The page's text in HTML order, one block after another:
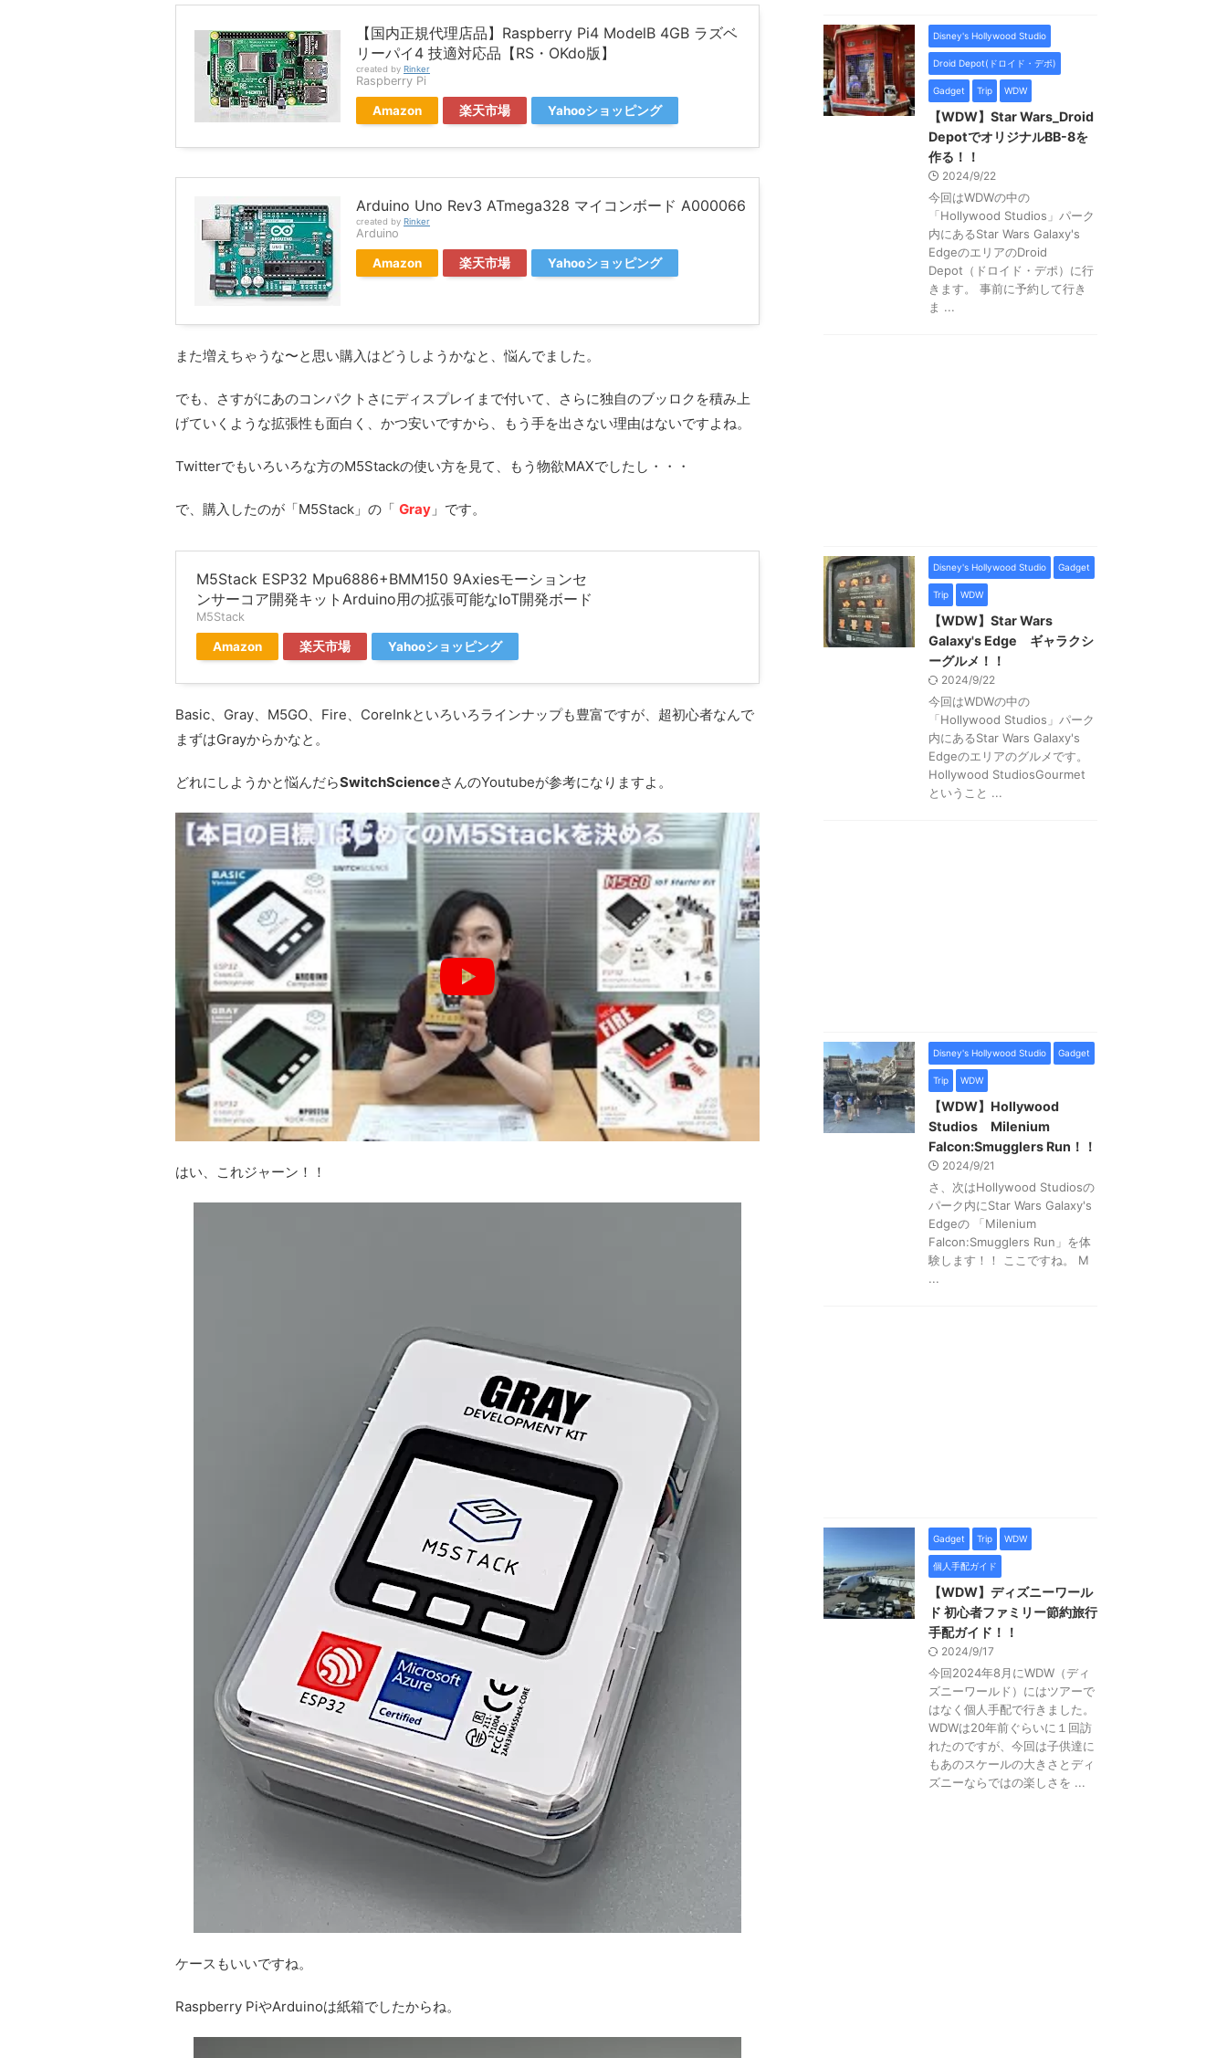
【国内正規代理店品】Raspberry Pi4 ModelB 4GB ラズベ
リーパイ4 技適対応品【RS・OKdo版】
created by Rinker
Raspberry Pi
Amazon 楽天市場 Yahooショッピング
Arduino Uno Rev3 ATmega328 マイコンボード A000066
created by Rinker
Arduino
Amazon 楽天市場 Yahooショッピング
また増えちゃうな〜と思い購入はどうしようかなと、悩んでました。
でも、さすがにあのコンパクトさにディスプレイまで付いて、さらに独自のブッロクを積み上
げていくような拡張性も面白く、かつ安いですから、もう手を出さない理由はないですよね。
Twitterでもいろいろな方のM5Stackの使い方を見て、もう物欲MAXでしたし・・・
で、購入したのが「M5Stack」の「 Gray 」です。
M5Stack ESP32 Mpu6886+BMM150 9Axiesモーションセ
ンサーコア開発キットArduino用の拡張可能なIoT開発ボード
M5Stack
Amazon 楽天市場 Yahooショッピング
Basic、Gray、M5GO、Fire、CoreInkといろいろラインナップも豊富ですが、超初心者なんで
まずはGrayからかなと。
どれにしようかと悩んだらSwitchScienceさんのYoutubeが参考になりますよ。
はい、これジャーン！！
ケースもいいですね。
Raspberry PiやArduinoは紙箱でしたからね。
Disney's Hollywood Studio
Droid Depot(ドロイド・デポ)
Gadget Trip WDW
【WDW】Star Wars_Droid
DepotでオリジナルBB-8を
作る！！
2024/9/22
今回はWDWの中の
「Hollywood Studios」パーク
内にあるStar Wars Galaxy's
EdgeのエリアのDroid
Depot（ドロイド・デポ）に行
きます。 事前に予約して行き
ま ...
Disney's Hollywood Studio Gadget
Trip WDW
【WDW】Star Wars
Galaxy's Edge ギャラクシ
ーグルメ！！
2024/9/22
今回はWDWの中の
「Hollywood Studios」パーク
内にあるStar Wars Galaxy's
Edgeのエリアのグルメです。
Hollywood StudiosGourmet
ということ ...
Disney's Hollywood Studio Gadget
Trip WDW
【WDW】Hollywood
Studios Milenium
Falcon:Smugglers Run！！
2024/9/21
さ、次はHollywood Studiosの
パーク内にStar Wars Galaxy's
Edgeの 「Milenium
Falcon:Smugglers Run」を体
験します！！ ここですね。 M
...
Gadget Trip WDW
個人手配ガイド
【WDW】ディズニーワール
ド 初心者ファミリー節約旅行
手配ガイド！！
2024/9/17
今回2024年8月にWDW（ディ
ズニーワールド）にはツアーで
はなく個人手配で行きました。
WDWは20年前ぐらいに１回訪
れたのですが、今回は子供達に
もあのスケールの大きさとディ
ズニーならではの楽しさを ...